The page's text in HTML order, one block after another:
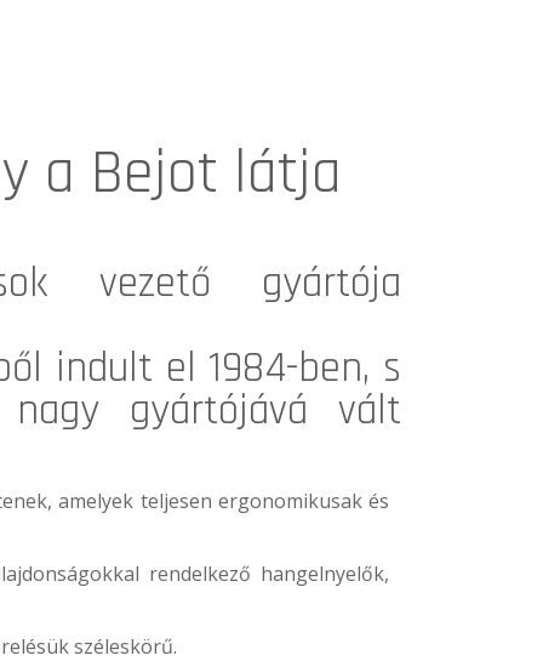
a Bejot látja
vezető gyártója
indult el 1984-ben, s
gyártójává vált
amelyek teljesen ergonomikusak és
rendelkező hangelnyelők,
széleskörű.